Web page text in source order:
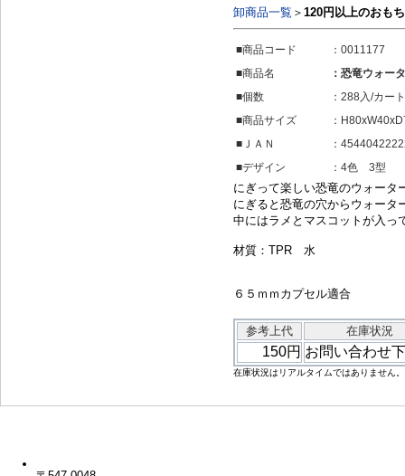
卸商品一覧 ＞ 120円以上のおも
■商品コード
：0011177
■商品名
：恐竜ウォー
■個数
：288入/カー
■商品サイズ
：
■ＪＡＮ
：
■デザイン
：4色 3型
にぎって楽しい恐竜のウォータ
にぎると恐竜の穴からウォータ
中にはラメとマスコットが入っ
材質：TPR 水
６５ｍｍカプセル適合
参考上代 在庫状況
150円 お問い合わせ
在庫状況はリアルタイムではありません